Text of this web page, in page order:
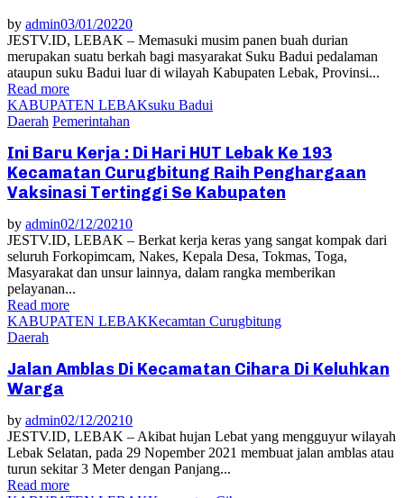
by admin03/01/20220
JESTV.ID, LEBAK – Memasuki musim panen buah durian
merupakan suatu berkah bagi masyarakat Suku Badui pedalaman
ataupun suku Badui luar di wilayah Kabupaten Lebak, Provinsi...
Read more
KABUPATEN LEBAKsuku Badui
Daerah Pemerintahan
Ini Baru Kerja : Di Hari HUT Lebak Ke 193
Kecamatan Curugbitung Raih Penghargaan
Vaksinasi Tertinggi Se Kabupaten
by admin02/12/20210
JESTV.ID, LEBAK – Berkat kerja keras yang sangat kompak dari
seluruh Forkopimcam, Nakes, Kepala Desa, Tokmas, Toga,
Masyarakat dan unsur lainnya, dalam rangka memberikan
pelayanan...
Read more
KABUPATEN LEBAKKecamtan Curugbitung
Daerah
Jalan Amblas Di Kecamatan Cihara Di Keluhkan
Warga
by admin02/12/20210
JESTV.ID, LEBAK – Akibat hujan Lebat yang mengguyur wilayah
Lebak Selatan, pada 29 Nopember 2021 membuat jalan amblas atau
turun sekitar 3 Meter dengan Panjang...
Read more